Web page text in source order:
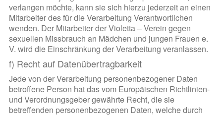
verlangen möchte, kann sie sich hierzu jederzeit an einen
Mitarbeiter des für die Verarbeitung Verantwortlichen
wenden. Der Mitarbeiter der Violetta – Verein gegen
sexuellen Missbrauch an Mädchen und jungen Frauen e.
V. wird die Einschränkung der Verarbeitung veranlassen.
f) Recht auf Datenübertragbarkeit
Jede von der Verarbeitung personenbezogener Daten
betroffene Person hat das vom Europäischen Richtlinien-
und Verordnungsgeber gewährte Recht, die sie
betreffenden personenbezogenen Daten, welche durch